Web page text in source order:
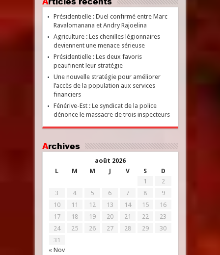
Présidentielle : Duel confirmé entre Marc
Ravalomanana et Andry Rajoelina
Agriculture : Les chenilles légionnaires
deviennent une menace sérieuse
Présidentielle : Les deux favoris
peaufinent leur stratégie
Une nouvelle stratégie pour améliorer
l’accès de la population aux services
financiers
Fénérive-Est : Le syndicat de la police
dénonce le massacre de trois inspecteurs
Archives
août 2026
L
M M J V S D
« Nov
1
2
3
4 5 6 7 8
9
10
11 12 13 14 15
16
17
18 19 20 21 22
23
24
25 26 27 28 29
30
31